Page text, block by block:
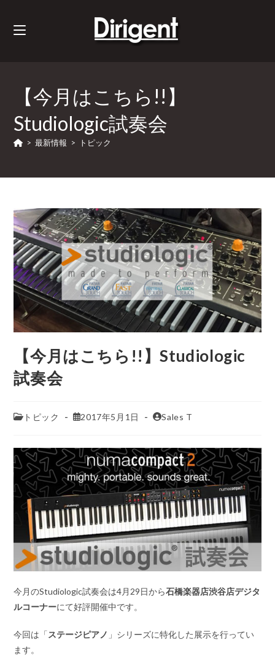
【今月はこちら!!】
Studiologic試奏会
> 最新情報 > トピック
【今月はこちら!!】Studiologic
試奏会
トピック 2017年5月1日 Sales T
今月のStudiologic試奏会は4月29日から石橋楽器店渋谷店デジタ
ルコーナーにて好評開催中です。
今回は「ステージピアノ 」シリーズに特化した展示を行ってい
ます。